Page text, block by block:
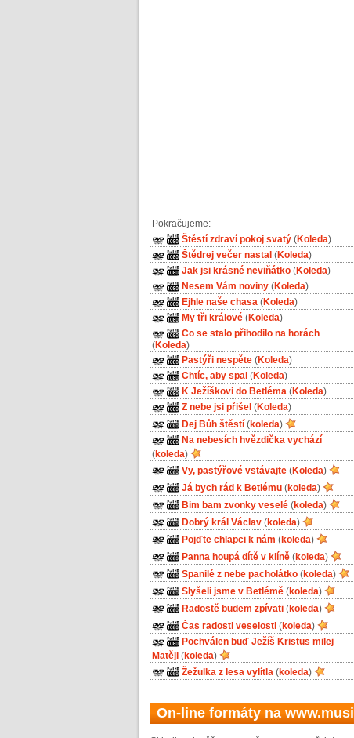
Pokračujeme:
Štěstí zdraví pokoj svatý (Koleda)
Štědrej večer nastal (Koleda)
Jak jsi krásné neviňátko (Koleda)
Nesem Vám noviny (Koleda)
Ejhle naše chasa (Koleda)
My tři králové (Koleda)
Co se stalo přihodilo na horách
(Koleda)
Pastýři nespěte (Koleda)
Chtíc, aby spal (Koleda)
K Ježíškovi do Betléma (Koleda)
Z nebe jsi přišel (Koleda)
Dej Bůh štěstí (koleda)
Na nebesích hvězdička vychází
(koleda)
Vy, pastýřové vstávajte (Koleda)
Já bych rád k Betlému (koleda)
Bim bam zvonky veselé (koleda)
Dobrý král Václav (koleda)
Pojďte chlapci k nám (koleda)
Panna houpá dítě v klíně (koleda)
Spanilé z nebe pacholátko (koleda)
Slyšeli jsme v Betlémě (koleda)
Radostě budem zpívati (koleda)
Čas radosti veselosti (koleda)
Pochválen buď Ježíš Kristus milej
Matěji (koleda)
Žežulka z lesa vylítla (koleda)
On-line formáty na